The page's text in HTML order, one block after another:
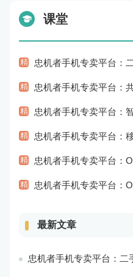
课堂
精 忠机者手机专卖平台：二手手
精 忠机者手机专卖平台：共享经
精 忠机者手机专卖平台：
精 忠机者手机专卖平台：移动
精 忠机者手机专卖平台：
精 忠机者手机专卖平台：OPPO
最新文章
忠机者手机专卖平台：二手华为